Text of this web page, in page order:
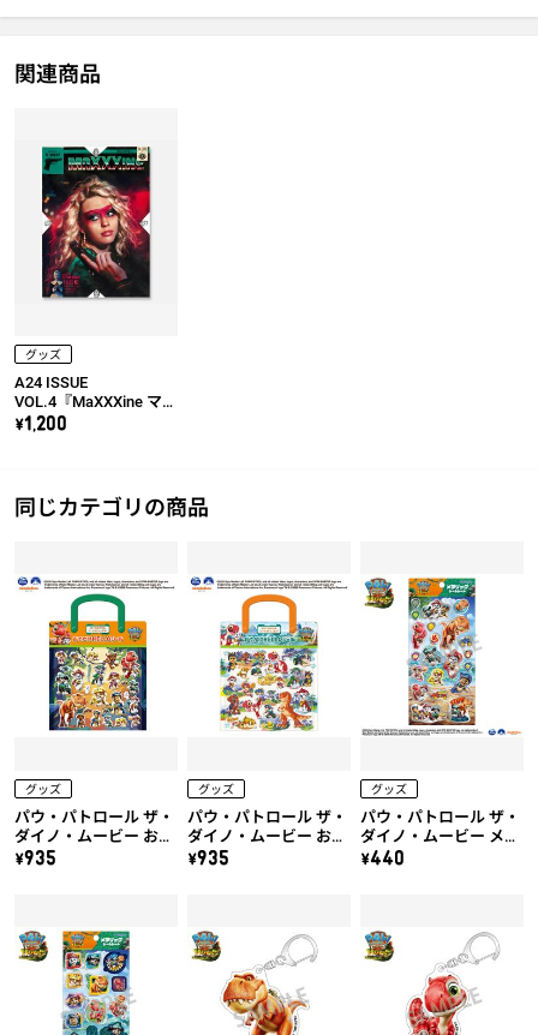
関連商品
グッズ
A24 ISSUE
VOL.4『MaXXXine マキ
シーン』劇場用プログ
\1,200
同じカテゴリの商品
グッズ
パウ・パトロール ザ・
ダイノ・ムービー おで
かけHELLOシール
\935
グッズ
パウ・パトロール ザ・
ダイノ・ムービー おで
かけHELLOシール
\935
グッズ
パウ・パトロール ザ・
ダイノ・ムービー メタ
リックシールシート
\440